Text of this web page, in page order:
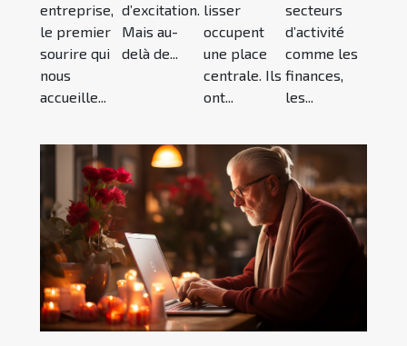
entreprise,
le premier
sourire qui
nous
accueille...
d’excitation.
Mais au-
delà de...
lisser
occupent
une place
centrale. Ils
ont...
secteurs
d’activité
comme les
finances,
les...